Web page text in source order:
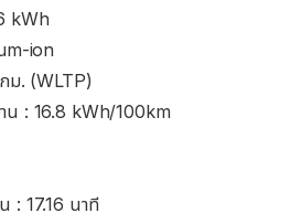
kWh
ion
ม. (WLTP)
น : 16.8 kWh/100km
: 17.16 นาที